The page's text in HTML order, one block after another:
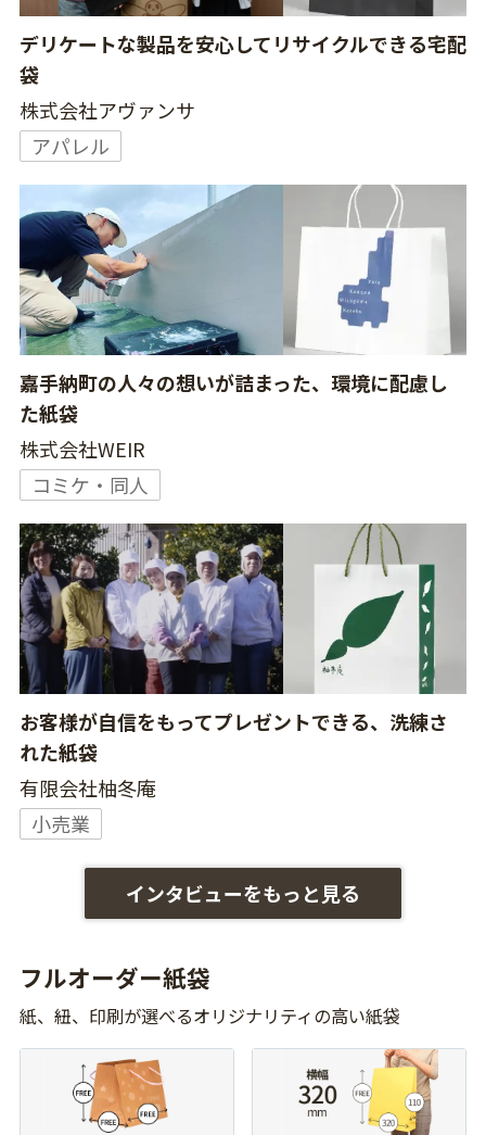
デリケートな製品を安心してリサイクルできる宅配
袋
株式会社アヴァンサ
アパレル
嘉手納町の人々の想いが詰まった、環境に配慮し
た紙袋
株式会社WEIR
コミケ・同人
お客様が自信をもってプレゼントできる、洗練さ
れた紙袋
有限会社柚冬庵
小売業
インタビューをもっと見る
フルオーダー紙袋
紙、紐、印刷が選べるオリジナリティの高い紙袋